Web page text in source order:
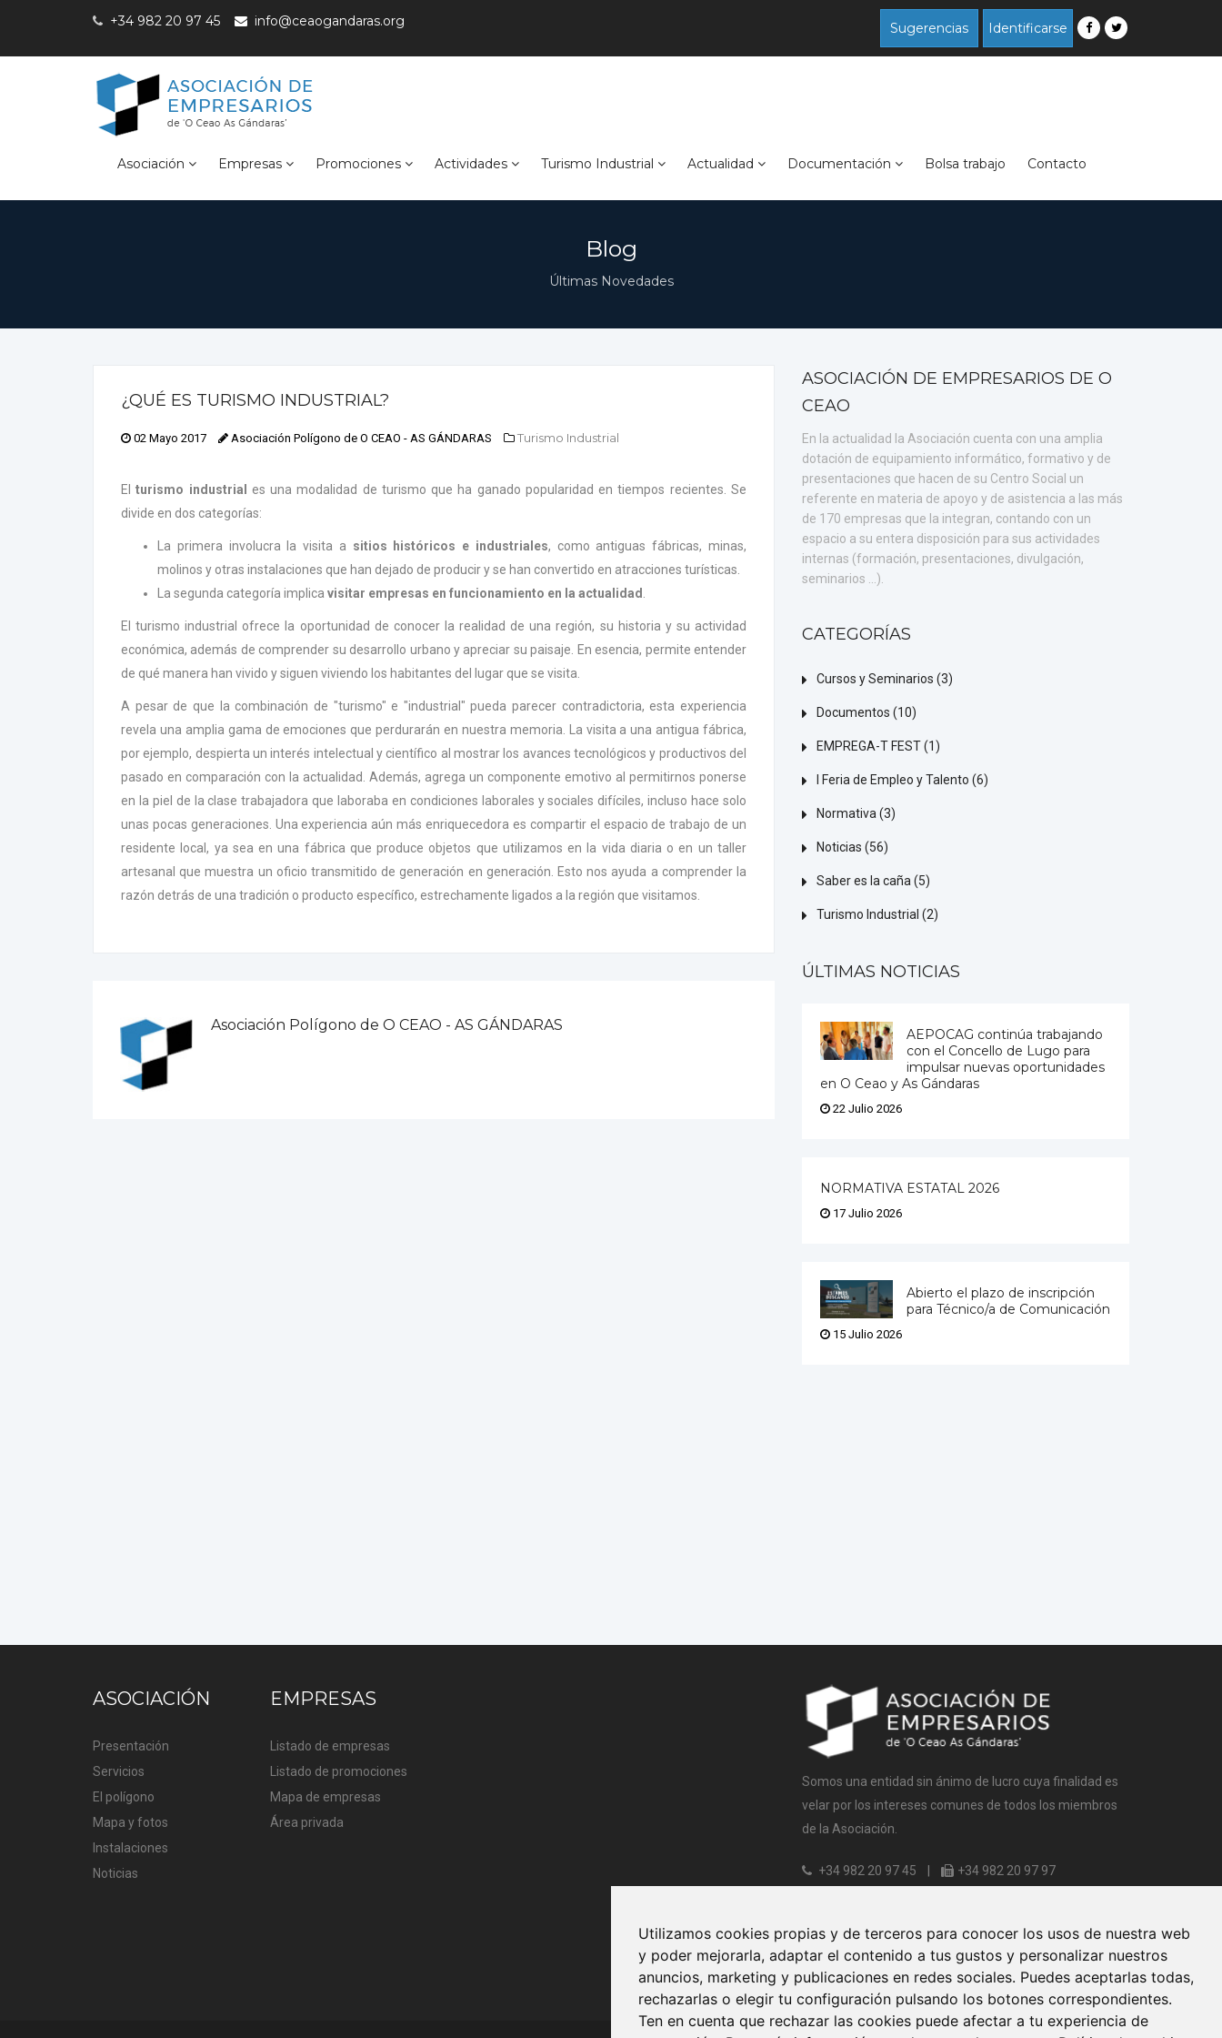
Utilizamos cookies propias y de terceros para conocer los usos de nuestra web
y poder mejorarla, adaptar el contenido a tus gustos y personalizar nuestros
anuncios, marketing y publicaciones en redes sociales. Puedes aceptarlas todas,
rechazarlas o elegir tu configuración pulsando los botones correspondientes.
Ten en cuenta que rechazar las cookies puede afectar a tu experiencia de
+34 982 20 97 45 info@ceaogandaras.org Sugerencias Identificarse
Asociación Empresas Promociones Actividades Turismo Industrial Actualidad Documentación Bolsa trabajo Contacto
Blog
Últimas Novedades
¿QUÉ ES TURISMO INDUSTRIAL?
02 Mayo 2017 Asociación Polígono de O CEAO - AS GÁNDARAS Turismo Industrial
El turismo industrial
es una modalidad de turismo que ha ganado popularidad en tiempos recientes. Se
divide en dos categorías:
La primera involucra la visita a sitios históricos e industriales, como antiguas fábricas, minas,
molinos y otras instalaciones que han dejado de producir y se han convertido en atracciones turísticas.
La segunda categoría implica visitar empresas en funcionamiento en la actualidad
El turismo industrial ofrece la oportunidad de conocer la realidad de una región, su historia y su actividad
económica, además de comprender su desarrollo urbano y apreciar su paisaje. En esencia, permite entender
de qué manera han vivido y siguen viviendo los habitantes del lugar que se visita.
A pesar de que la combinación de "turismo" e "industrial" pueda parecer contradictoria, esta experiencia
revela una amplia gama de emociones que perdurarán en nuestra memoria. La visita a una antigua fábrica,
por ejemplo, despierta un interés intelectual y científico al mostrar los avances tecnológicos y productivos del
pasado en comparación con la actualidad. Además, agrega un componente emotivo al permitirnos ponerse
en la piel de la clase trabajadora que laboraba en condiciones laborales y sociales difíciles, incluso hace solo
unas pocas generaciones. Una experiencia aún más enriquecedora es compartir el espacio de trabajo de un
residente local, ya sea en una fábrica que produce objetos que utilizamos en la vida diaria o en un taller
artesanal que muestra un oficio transmitido de generación en generación. Esto nos ayuda a comprender la
razón detrás de una tradición o producto específico, estrechamente ligados a la región que visitamos.
Asociación Polígono de O CEAO - AS GÁNDARAS
ASOCIACIÓN DE EMPRESARIOS DE O
CEAO
En la actualidad la Asociación cuenta con una amplia
dotación de equipamiento informático, formativo y de
presentaciones que hacen de su Centro Social un
referente en materia de apoyo y de asistencia a las más
de 170 empresas que la integran, contando con un
espacio a su entera disposición para sus actividades
internas (formación, presentaciones, divulgación,
seminarios ...).
CATEGORÍAS
Cursos y Seminarios (3)
Documentos (10)
EMPREGA-T FEST(1)
I Feria de Empleo y Talento (6)
Normativa (3)
Noticias (56)
Saber es la caña (5)
Turismo Industrial (2)
ÚLTIMAS NOTICIAS
AEPOCAG continúa trabajando
con el Concello de Lugo para
impulsar nuevas oportunidades
en O Ceao y As Gándaras
22 Julio 2026
NORMATIVA ESTATAL 2026
17 Julio 2026
Abierto el plazo de inscripción
para Técnico/a de Comunicación
15 Julio 2026
ASOCIACIÓN
Presentación
Servicios
El polígono
Mapa y fotos
Instalaciones
Noticias
EMPRESAS
Listado de empresas
Listado de promociones
Mapa de empresas
Área privada
Somos una entidad sin ánimo de lucro cuya finalidad es
velar por los intereses comunes de todos los miembros
de la Asociación.
+34 982 20 97 45
+34 982 20 97 97